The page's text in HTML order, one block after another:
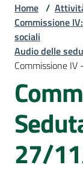
Assemblea
Attività
Home /
Commissione
sociali
Audio delle
Commissione
27/